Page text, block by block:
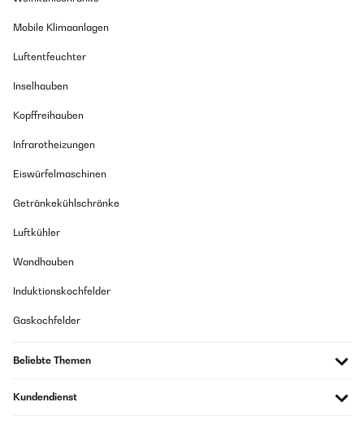
Mobile Klimaanlagen
Luftentfeuchter
Inselhauben
Kopffreihauben
Infrarotheizungen
Eiswürfelmaschinen
Getränkekühlschränke
Luftkühler
Wandhauben
Induktionskochfelder
Gaskochfelder
Beliebte Themen
Kundendienst